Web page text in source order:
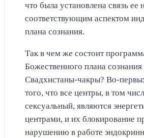
что была установлена связь ее
соответствующим аспектом
плана сознания.
Так в чем же состоит
Божественного плана сознания
Свадхистаны-чакры? Во-
того, что все центры, в том
сексуальный, являются
центрами, и их блокирование
нарушению в работе